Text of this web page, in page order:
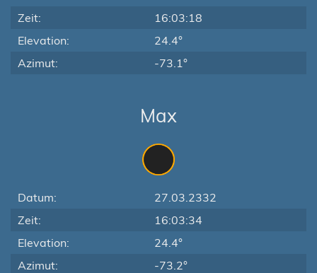
Zeit:
16:03:18
Elevation:
24.4°
Azimut:
-73.1°
Max
Datum:
27.03.2332
Zeit:
16:03:34
Elevation:
24.4°
Azimut:
-73.2°